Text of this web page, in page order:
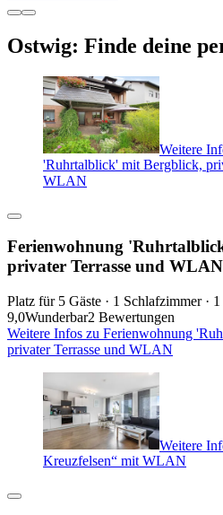
Ostwig: Finde deine
Weitere
'Ruhrtalblick' mit Bergblick,
WLAN
Ferienwohnung
privater Terrasse und WLAN
Platz für 5 Gäste · 1 Schlafzimmer ·
9,0Wunderbar2 Bewertungen
Weitere Infos zu Ferienwohnung
privater Terrasse und WLAN
Weitere
Kreuzfelsen“ mit WLAN